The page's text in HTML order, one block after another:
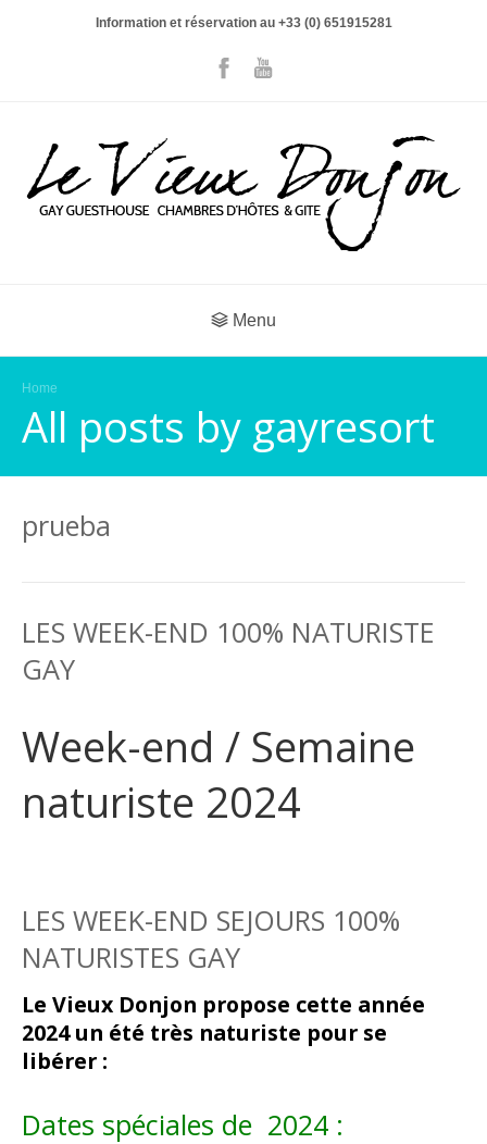
Information et réservation au +33 (0) 651915281
Menu
Home
All posts by gayresort
prueba
LES WEEK-END 100% NATURISTE
GAY
Week-end / Semaine
naturiste 2024
LES WEEK-END SEJOURS 100%
NATURISTES GAY
Le Vieux Donjon propose cette année
2024 un été très naturiste pour se
libérer :
Dates spéciales de 2024 :